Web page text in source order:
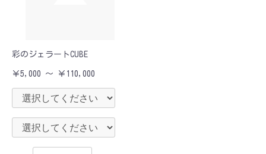
彩のジェラートCUBE
￥5,000 ～ ￥110,000